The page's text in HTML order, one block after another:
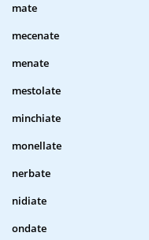
mate
mecenate
menate
mestolate
minchiate
monellate
nerbate
nidiate
ondate